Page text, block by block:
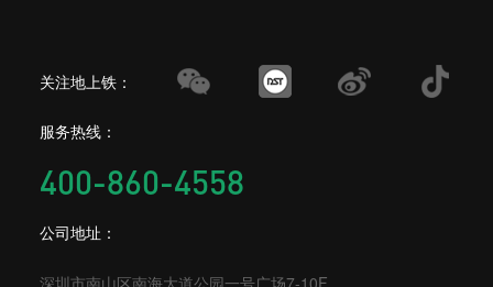
关注地上铁：
服务热线：
400-860-4558
公司地址：
深圳市南山区南海大道公园一号广场7-10F